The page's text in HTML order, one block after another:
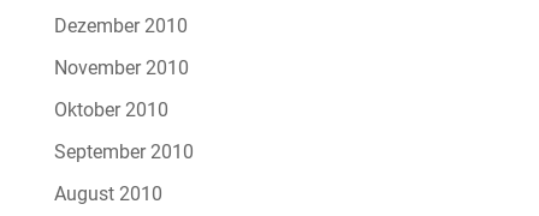
Dezember 2010
November 2010
Oktober 2010
September 2010
August 2010